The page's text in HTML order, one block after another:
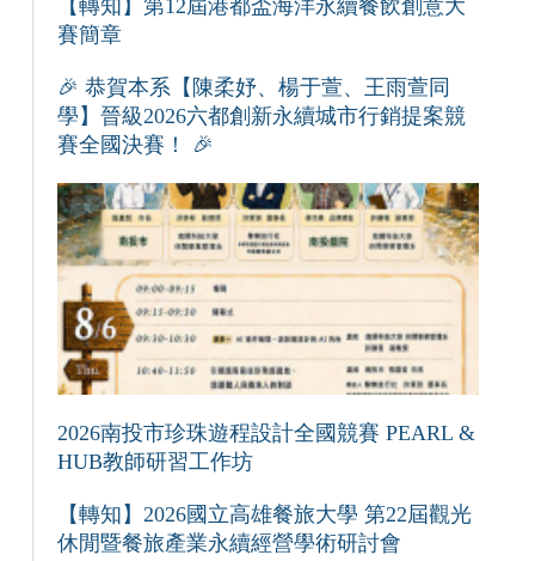
【轉知】第12屆港都盃海洋永續餐飲創意大
賽簡章
🎉 恭賀本系【陳柔妤、楊于萱、王雨萱同
學】晉級2026六都創新永續城市行銷提案競
賽全國決賽！ 🎉
2026南投市珍珠遊程設計全國競賽 PEARL &
HUB教師研習工作坊
【轉知】2026國立高雄餐旅大學 第22屆觀光
休閒暨餐旅產業永續經營學術研討會